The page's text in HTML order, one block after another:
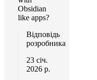
Obsidian
like apps?
Відповідь
розробника
23 січ.
2026 р.